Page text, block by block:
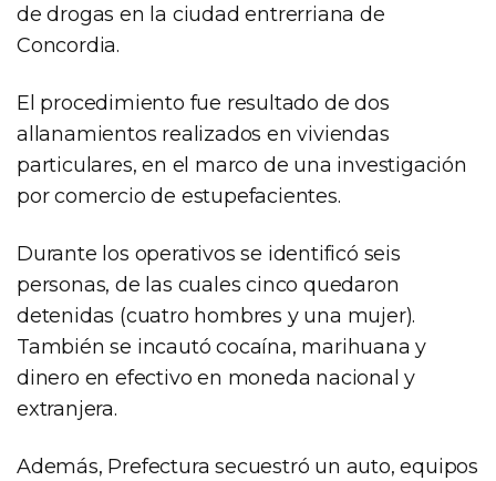
de drogas en la ciudad entrerriana de
Concordia.
El procedimiento fue resultado de dos
allanamientos realizados en viviendas
particulares, en el marco de una investigación
por comercio de estupefacientes.
Durante los operativos se identificó seis
personas, de las cuales cinco quedaron
detenidas (cuatro hombres y una mujer).
También se incautó cocaína, marihuana y
dinero en efectivo en moneda nacional y
extranjera.
Además, Prefectura secuestró un auto, equipos